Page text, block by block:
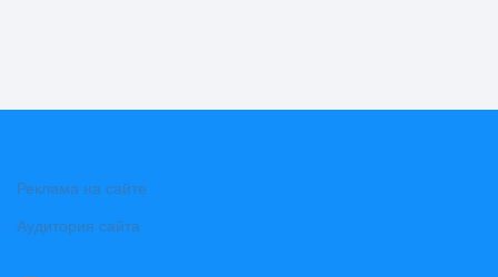
Реклама на сайте
Аудитория сайта